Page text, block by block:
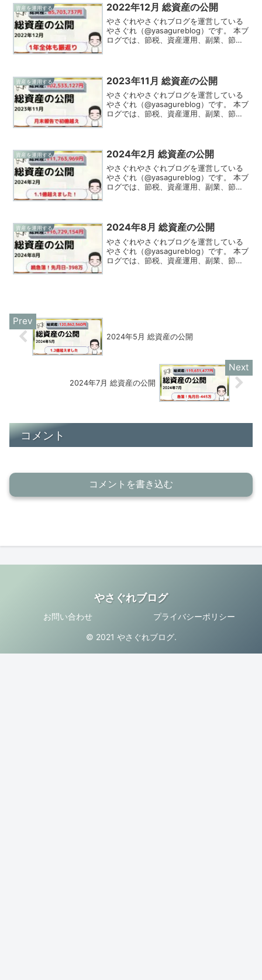
で1億円の資産を形成することができまし
た。前回の記事では、...
資産を運用する 2022年12月 総資産の公開
やさぐれやさぐれブログを運営している
やさぐれ（@yasagureblog）です。 本ブ
ログでは、節税、資産運用、副業、節約
資産を運用する 2023年11月 総資産の公開
やさぐれやさぐれブログを運営している
やさぐれ（@yasagureblog）です。 本ブ
ログでは、節税、資産運用、副業、節約
告...
資産を運用する 2024年2月 総資産の公開
やさぐれやさぐれブログを運営している
やさぐれ（@yasagureblog）です。 本ブ
ログでは、節税、資産運用、副業、節約
か...
資産を運用する 2024年8月 総資産の公開
やさぐれやさぐれブログを運営している
やさぐれ（@yasagureblog）です。 本ブ
ログでは、節税、資産運用、副業、節約
2024年5月 総資産の公開
2024年7月 総資産の公開
コメント
コメントを書き込む
やさぐれブログ
お問い合わせ プライバシーポリシー
© 2021 やさぐれブログ.